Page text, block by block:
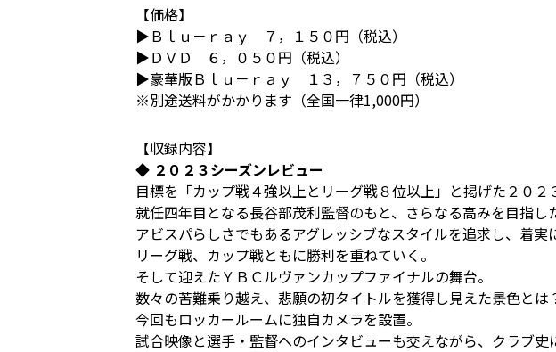
【価格】
▶Ｂｌｕ－ｒａｙ ７，１５０円（税込）
▶ＤＶＤ ６，０５０円（税込）
▶豪華版Ｂｌｕ－ｒａｙ １３，７５０円（税込）
※別途送料がかかります（全国一律1,000円）
【収録内容】
◆ ２０２３シーズンレビュー
目標を「カップ戦４強以上とリーグ戦８位以上」と掲げた２０２
就任四年目となる長谷部茂利監督のもと、さらなる高みを目指し
アビスパらしさでもあるアグレッシブなスタイルを追求し、着実
リーグ戦、カップ戦ともに勝利を重ねていく。
そして迎えたＹＢＣルヴァンカップファイナルの舞台。
数々の苦難乗り越え、悲願の初タイトルを獲得し見えた景色とは
今回もロッカールームに独自カメラを設置。
試合映像と選手・監督へのインタビューも交えながら、クラブ史